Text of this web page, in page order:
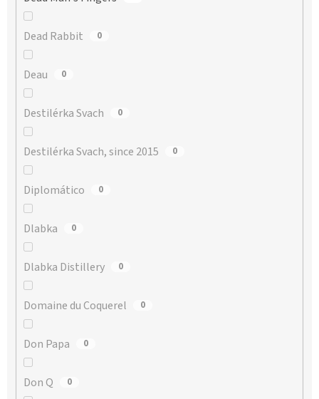
Dead Rabbit 0
Deau 0
Destilérka Svach 0
Destilérka Svach, since 2015 0
Diplomático 0
Dlabka 0
Dlabka Distillery 0
Domaine du Coquerel 0
Don Papa 0
Don Q 0